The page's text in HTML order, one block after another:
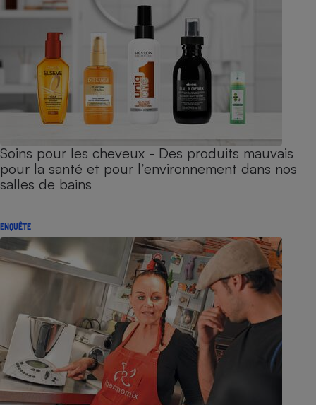
Soins pour les cheveux - Des produits mauvais
pour la santé et pour l’environnement dans nos
salles de bains
ENQUÊTE